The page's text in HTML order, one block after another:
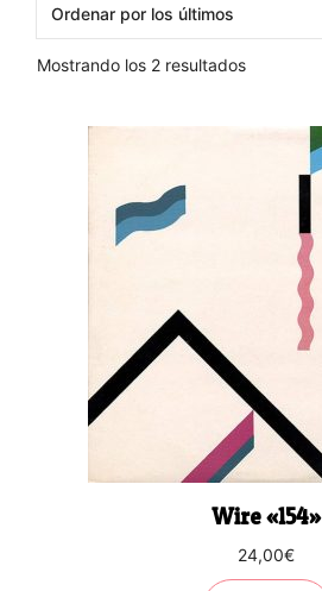
Mostrando los 2 resultadosOrdenado
Wire «154»
24,00€